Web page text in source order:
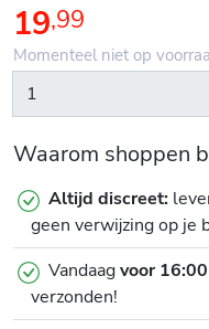
19,99
Momenteel niet op
Waarom shoppen
Altijd discreet:
geen verwijzing op je
Vandaagvoor
verzonden!